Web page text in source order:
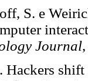
S. e
Journal
Hackers